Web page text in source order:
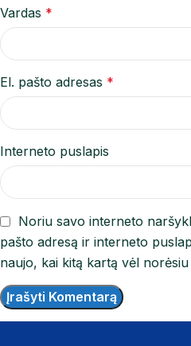
Vardas *
El. pašto adresas *
Interneto puslapis
Noriu savo interneto
pašto adresą ir interneto
naujo, kai kitą kartą vėl